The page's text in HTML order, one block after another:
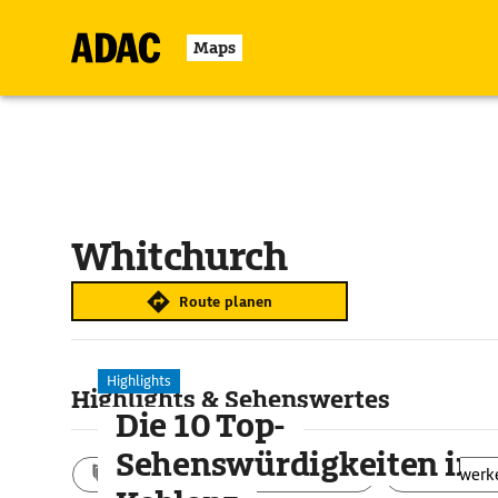
Maps
Whitchurch
Route planen
Highlights & Sehenswertes
Aktivitäten Landschaft
Highlights
Die 10 Top-
Sehenswürdigkeiten in